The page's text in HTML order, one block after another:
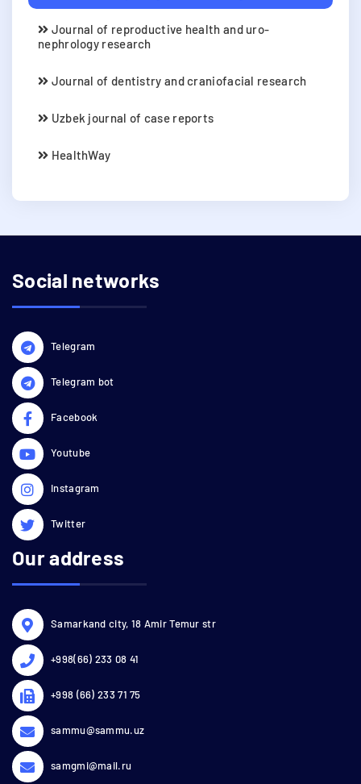
Journal of reproductive health and uro-
nephrology research
Journal of dentistry and craniofacial research
Uzbek journal of case reports
HealthWay
Social networks
Telegram
Telegram bot
Facebook
Youtube
Instagram
Twitter
Our address
Samarkand city, 18 Amir Temur str
+998(66) 233 08 41
+998 (66) 233 71 75
sammu@sammu.uz
samgmi@mail.ru